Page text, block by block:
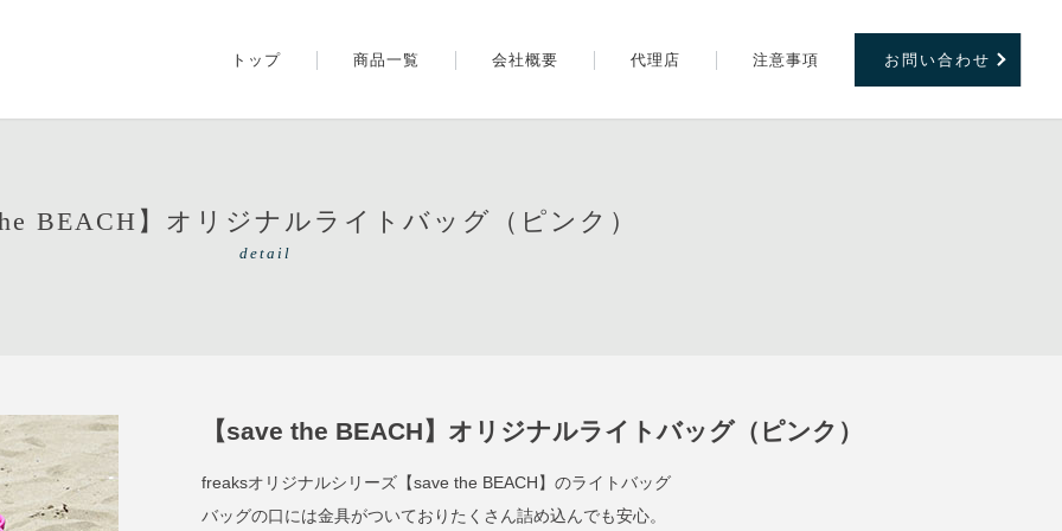
トップ 商品一覧 会社概要 代理店 注意事項 お問い合わせ
BEACH】オリジナルライトバッグ（ピンク）
detail
【save the BEACH】オリジナルライトバッグ（ピンク）
freaksオリジナルシリーズ【save the BEACH】のライトバッグ
バッグの口には金具がついておりたくさん詰め込んでも安心。